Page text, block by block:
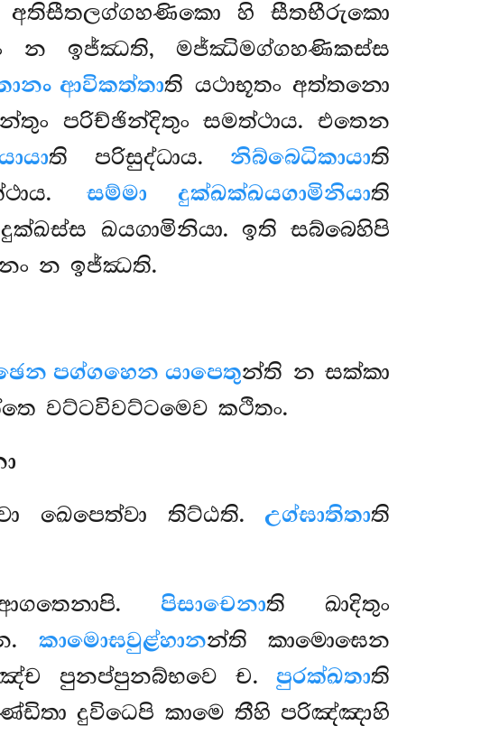
අතිසීතලග්ගහණිකො හි සීතභීරුකො
න ඉජ්ඣති, මජ්ඣිමග්ගහණිකස්ස
ආවිකත්තාති යථාභූතං අත්තනො
පරිච්ඡින්දිතුං සමත්ථාය. එතෙන
ති පරිසුද්ධාය. නිබ්බෙධිකායාති
සම්මා දුක්ඛක්ඛයගාමිනියාති
ඛයගාමිනියා. ඉති සබ්බෙහිපි
න ඉජ්ඣති.
පග්ගහෙන යාපෙතුන්ති න සක්කා
වට්ටවිවට්ටමෙව කථිතං.
ඛෙපෙත්වා තිට්ඨති.උග්ඝාතිතාති
පිසාචෙනාති ඛාදිතුං
කාමොඝවුළ්හානන්ති කාමොඝෙන
පුනප්පුනබ්භවෙ ච.පුරක්ඛතාති
දුවිධෙපි කාමෙ තීහි පරිඤ්ඤාහි